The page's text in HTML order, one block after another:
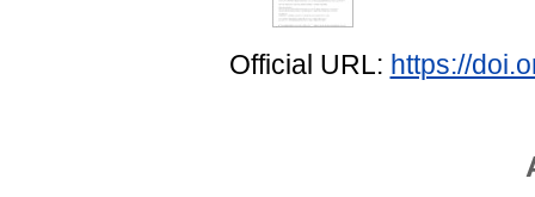
Official URL: https://